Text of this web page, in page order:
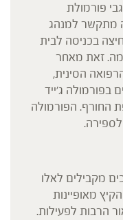
פורמולת
מתקשר למנהג
בכניסה לבית
זאת מאחר
הסינית,
ג'ייד
החורף. הפורמולה
מקבילים לאלו
מאופיינות
הרבות לפעילות.